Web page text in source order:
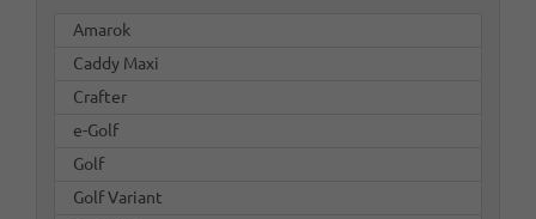
Amarok
Caddy Maxi
Crafter
e-Golf
Golf
Golf Variant